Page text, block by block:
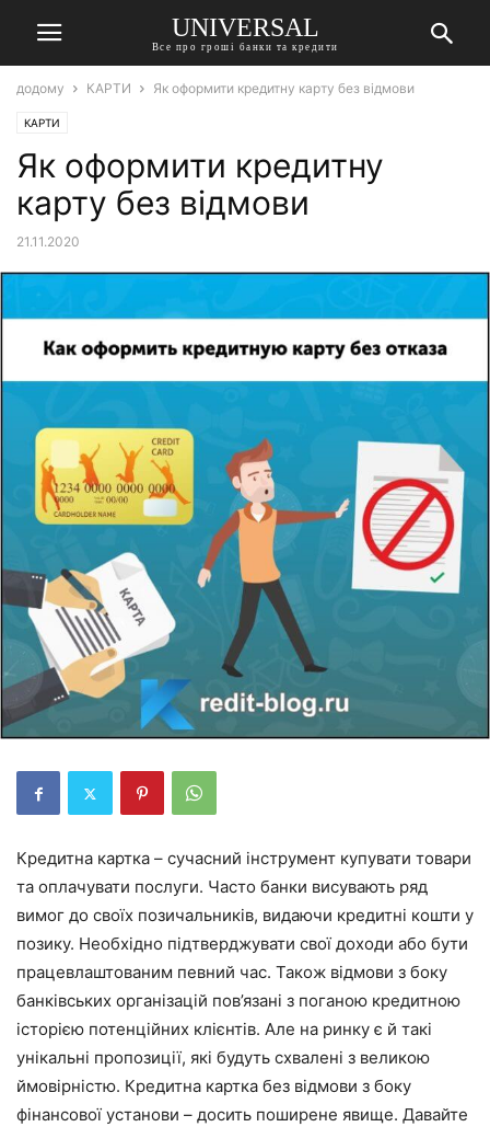
UNIVERSAL
Все про гроші банки та кредити
додому КАРТИ Як оформити кредитну карту без відмови
КАРТИ
Як оформити кредитну
карту без відмови
21.11.2020
Кредитна картка – сучасний інструмент купувати товари
та оплачувати послуги. Часто банки висувають ряд
вимог до своїх позичальників, видаючи кредитні кошти у
позику. Необхідно підтверджувати свої доходи або бути
працевлаштованим певний час. Також відмови з боку
банківських організацій пов’язані з поганою кредитною
історією потенційних клієнтів. Але на ринку є й такі
унікальні пропозиції, які будуть схвалені з великою
ймовірністю. Кредитна картка без відмови з боку
фінансової установи – досить поширене явище. Давайте